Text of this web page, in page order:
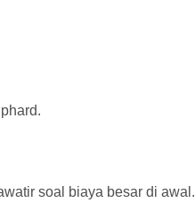
soal biaya besar di awal.